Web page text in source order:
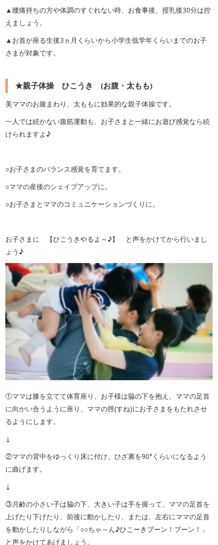
▲腰痛持ちの方や体調のすぐれない時、お食事後、授乳後30分は控
えましょう。
▲お首が座る生後3ヵ月くらいから小学生低学年くらいまでのお子
さまが対象です。
★親子体操 ひこうき (お腹・太もも)
美ママのお腹まわり、太ももに効果的な親子体操です。
一人では続かない腹筋運動も、お子さまと一緒にお遊び感覚なら続
けられますよ♪
○お子さまのバランス感覚を育てます。
○ママの産後のシェイプアップに。
○お子さまとママのコミュニケーションづくりに。
お子さまに 【ひこうきやるよ～♪】 と声をかけてから行いまし
ょう♪
①ママは膝を立てて体育座り、お子様は脇の下を抱え、ママの足首
に向かい合うように座り、ママの脛(すね)にお子さまをもたれさせ
るようにします。
↓
②ママの背中をゆっくり床に付け、ひざ裏を90°くらいになるよう
に曲げます。
↓
③月齢の小さい子は脇の下、大きい子は手を握って、ママの足首を
上げたり下げたり、前後に動かしたり、または、左右にママの足首
を動かしたりしながら「○○ちゃ～ん♪ひこーきブーン！ブーン！」
と声をかけてあげましょう。